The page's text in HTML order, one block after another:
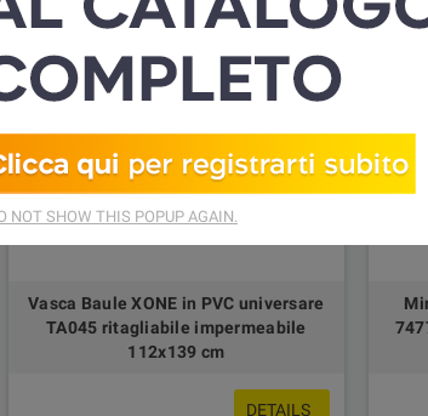
Vasca Baule XONE in PVC universare
TA045 ritagliabile impermeabile
112x139 cm
DETAILS
NOT SHOW THIS POPUP AGAIN.